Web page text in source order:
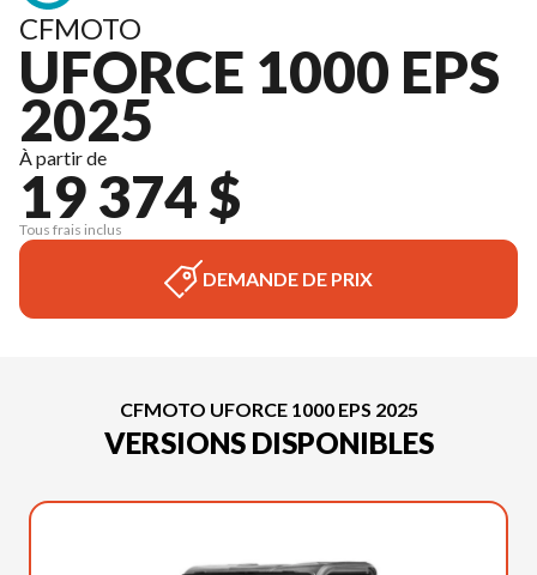
CFMOTO
UFORCE 1000 EPS
2025
À partir de
19 374 $
Tous frais inclus
DEMANDE DE PRIX
CFMOTO UFORCE 1000 EPS 2025
VERSIONS DISPONIBLES